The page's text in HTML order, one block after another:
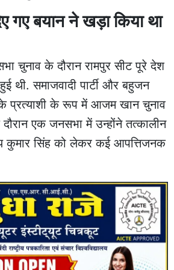
गए बयान ने खड़ा किया था
चुनाव के दौरान रामपुर सीट पूरे देश
थी. समाजवादी पार्टी और बहुजन
के प्रत्याशी के रूप में आजम खान चुनाव
एक जनसभा में उन्होंने तत्कालीन
कुमार सिंह को लेकर कई आपत्तिजनक